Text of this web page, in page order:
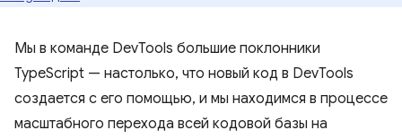
Мы в команде DevTools большие поклонники
TypeScript — настолько, что новый код в DevTools
создается с его помощью, и мы находимся в процессе
масштабного перехода всей кодовой базы на